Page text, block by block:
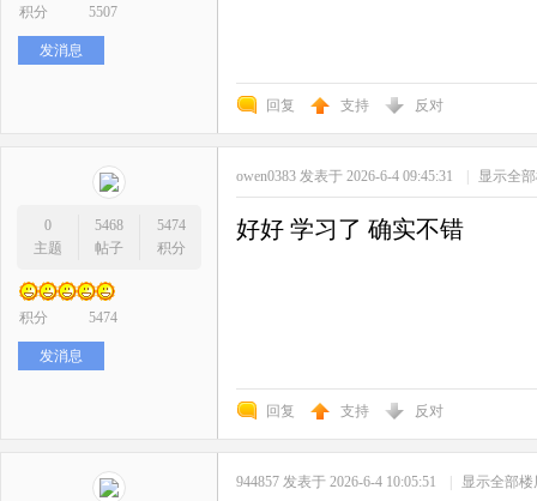
积分 5507
发消息
回复 支持 反对
0
主题
5468
帖子
5474
积分
积分 5474
发消息
owen0383 发表于 2026-6-4 09:45:31 | 显示全
好好 学习了 确实不错
回复 支持 反对
944857 发表于 2026-6-4 10:05:51 | 显示全部楼